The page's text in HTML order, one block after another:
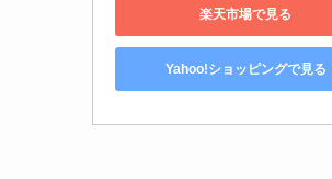
楽天市場で見る
Yahoo!ショッピングで見る